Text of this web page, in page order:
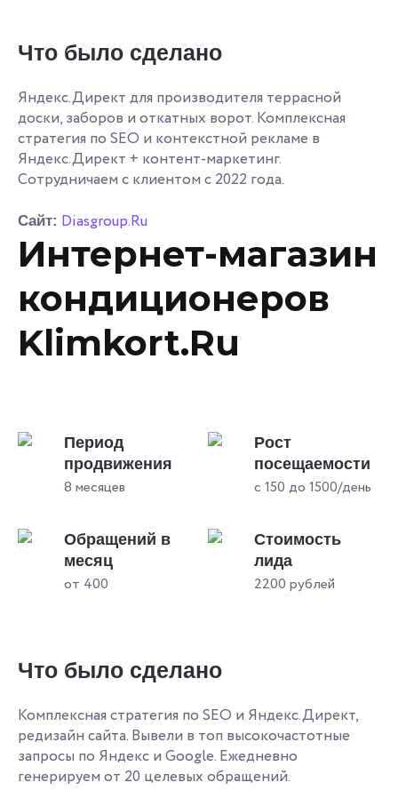
Что было сделано
Яндекс.Директ для производителя террасной
доски, заборов и откатных ворот. Комплексная
стратегия по SEO и контекстной рекламе в
Яндекс.Директ + контент-маркетинг.
Сотрудничаем с клиентом с 2022 года.
Сайт: Diasgroup.Ru
Интернет-магазин
кондиционеров
Klimkort.Ru
Период
продвижения
8 месяцев
Рост
посещаемости
с 150 до 1500/день
Обращений в
месяц
от 400
Стоимость
лида
2200 рублей
Что было сделано
Комплексная стратегия по SEO и Яндекс.Директ,
редизайн сайта. Вывели в топ высокочастотные
запросы по Яндекс и Google. Ежедневно
генерируем от 20 целевых обращений.